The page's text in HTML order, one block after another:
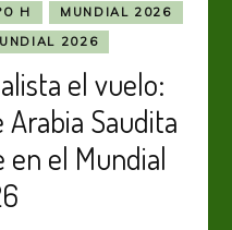
H
MUNDIAL 2026
2026
el vuelo:
Saudita
en el Mundial